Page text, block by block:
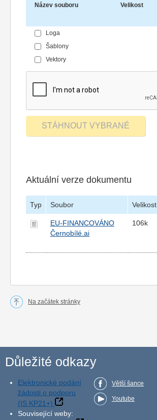
Název souboru Velikost
Loga
Šablony
Vektory
Aktuální verze dokumentu
Typ Soubor Velikost
EU-FINANCOVÁNO
Černobílé.ai
106k
Na začátek stránky
Důležité odkazy
Elektronické podání
žádosti o podporu
(IS KP21+)
Související weby:
Větší šance
Youtube